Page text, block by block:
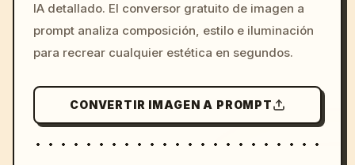
colors, 8k --v 6.0
IA detallado. El conversor gratuito de imagen a
prompt analiza composición, estilo e iluminación
para recrear cualquier estética en segundos.
CONVERTIR IMAGEN A PROMPT